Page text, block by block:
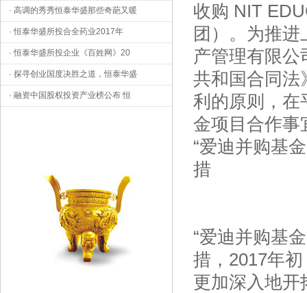
· 高调的秀秀恒泰华盛那些奇葩又暖
·恒泰华盛所投合全药业2017年
·恒泰华盛所投企业《百姓网》20
· 探寻创业国度决胜之道，恒泰华盛
· 融资中国股权投资产业榜公布 恒
收购 NIT
团）。为推
产管理有限公
共和国合同法
利的原则，在
金项目合作事
“爱迪并购基
措
“爱迪并购基
措，2017年
更加深入地开